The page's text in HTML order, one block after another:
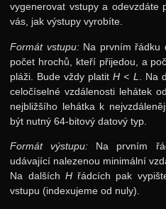
vygenerovat vstupy a odevzdáte
vás, jak výstupy vyrobíte.
Formát vstupu:Na prvním řádku
počet hrochů, kteří přijedou, a
pláži. Bude vždy platitH < L . Na
celočíselné vzdálenosti lehátek
nejbližšího lehátka k
být nutný 64-bitový datový typ.
Formát výstupu: Na prvním
udávající nalezenou minimální
Na dalších Hřádcích pak
vstupu (indexujeme od nuly).
22. ročník: 09/10
20. ročník: 07/08
19. ročník: 06/07
18. ročník: 05/06
17. ročník: 04/05
16. ročník: 03/04
15. ročník: 02/03